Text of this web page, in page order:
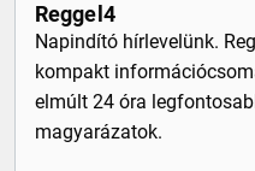
Reggel4
Napindító hírlevelünk.
kompakt
elmúlt 24 óra
magyarázatok.